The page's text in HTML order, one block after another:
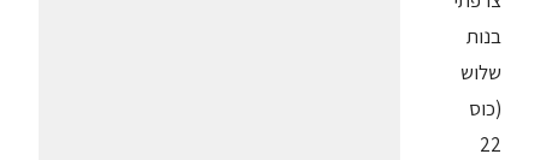
בנות
שלוש
(כוס
22